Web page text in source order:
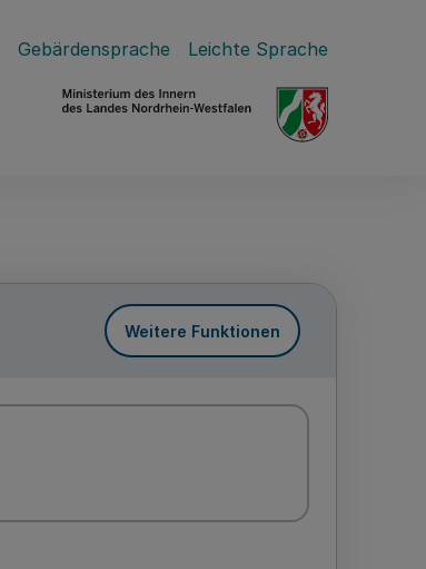
Gebärdensprache Leichte Sprache
Weitere Funktionen